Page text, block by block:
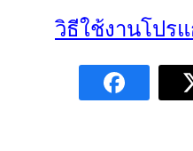
วิธีใช้งานโปรแ